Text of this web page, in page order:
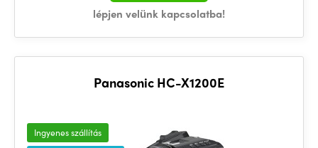
lépjen velünk kapcsolatba!
Panasonic HC-X1200E
Ingyenes szállítás